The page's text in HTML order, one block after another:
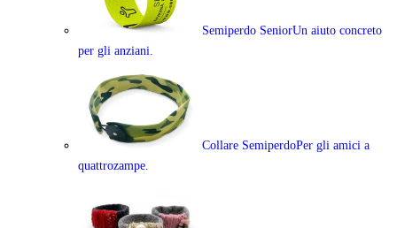
Semiperdo SeniorUn aiuto concreto
per gli anziani.
Collare SemiperdoPer gli amici a
quattrozampe.